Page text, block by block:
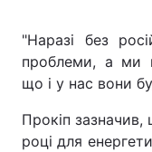
"Наразі без
проблеми, а ми
що і у нас вони
Прокіп
році для